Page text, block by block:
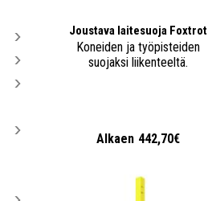
Joustava laitesuoja Foxtrot
Koneiden ja työpisteiden
suojaksi liikenteeltä.
Alkaen 442,70€